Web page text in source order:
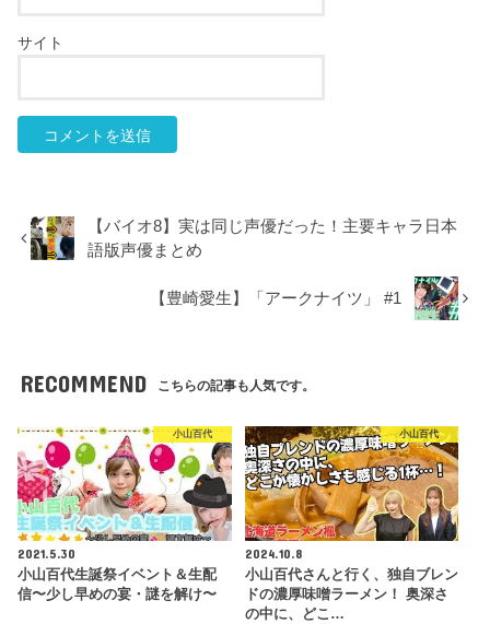
サイト
【バイオ8】実は同じ声優だった！主要キャラ日本
語版声優まとめ
【豊崎愛生】「アークナイツ」 #1
RECOMMEND こちらの記事も人気です。
小山百代
2021.5.30
小山百代生誕祭イベント＆生配
信〜少し早めの宴・謎を解け〜
小山百代
2024.10.8
小山百代さんと行く、独自ブレン
ドの濃厚味噌ラーメン！ 奥深さ
の中に、どこ…